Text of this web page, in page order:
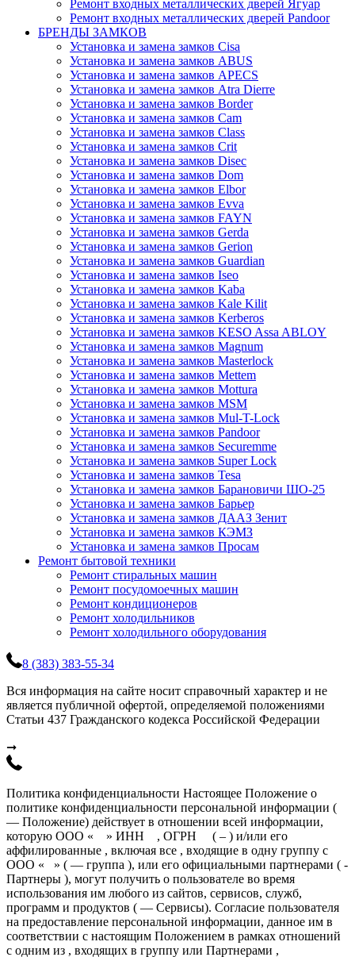
Ремонт входных металлических дверей Ягуар
Ремонт входных металлических дверей Pandoor
БРЕНДЫ ЗАМКОВ
Установка и замена замков Cisa
Установка и замена замков ABUS
Установка и замена замков APECS
Установка и замена замков Atra Dierre
Установка и замена замков Border
Установка и замена замков Cam
Установка и замена замков Class
Установка и замена замков Crit
Установка и замена замков Disec
Установка и замена замков Dom
Установка и замена замков Elbor
Установка и замена замков Evva
Установка и замена замков FAYN
Установка и замена замков Gerda
Установка и замена замков Gerion
Установка и замена замков Guardian
Установка и замена замков Iseo
Установка и замена замков Kaba
Установка и замена замков Kale Kilit
Установка и замена замков Kerberos
Установка и замена замков KESO Assa ABLOY
Установка и замена замков Magnum
Установка и замена замков Masterlock
Установка и замена замков Mettem
Установка и замена замков Mottura
Установка и замена замков MSM
Установка и замена замков Mul-T-Lock
Установка и замена замков Pandoor
Установка и замена замков Securemme
Установка и замена замков Super Lock
Установка и замена замков Tesa
Установка и замена замков Барановичи ШО-25
Установка и замена замков Барьер
Установка и замена замков ДААЗ Зенит
Установка и замена замков КЭМЗ
Установка и замена замков Просам
Ремонт бытовой техники
Ремонт стиральных машин
Ремонт посудомоечных машин
Ремонт кондиционеров
Ремонт холодильников
Ремонт холодильного оборудования
8 (383) 383-55-34
Вся информация на сайте носит справочный характер и не
является публичной офертой, определяемой положениями
Статьи 437 Гражданского кодекса Российской Федерации
➞
Политика конфиденциальности Настоящее Положение о
политике конфиденциальности персональной информации (
— Положение) действует в отношении всей информации,
которую ООО « » ИНН , ОГРН ( – ) и/или его
аффилированные , включая все , входящие в одну группу с
ООО « » ( — группа ), или его официальными партнерами ( -
Партнеры ), могут получить о пользователе во время
использования им любого из сайтов, сервисов, служб,
программ и продуктов ( — Сервисы). Согласие пользователя
на предоставление персональной информации, данное им в
соответствии с настоящим Положением в рамках отношений
с одним из , входящих в группу или Партнерами ,